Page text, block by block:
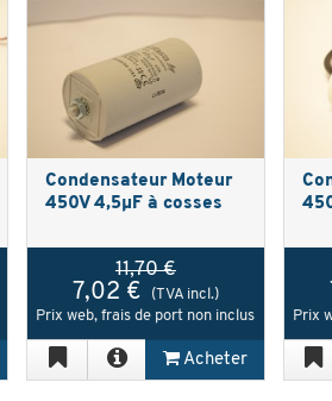
Condensateur Moteur
450V 4,5µF à cosses
11,70 €
7,02 €
(TVA incl.)
Prix web, frais de port non inclus
Acheter
Prix